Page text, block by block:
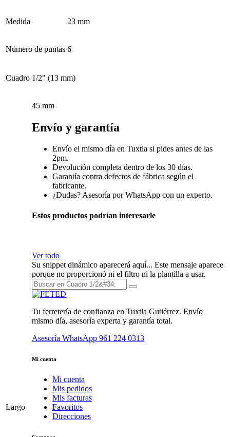
Medida 23 mm
Número de puntas 6
Cuadro 1/2" (13 mm)
Largo
45 mm
Envío y garantía
Envío el mismo día en Tuxtla si pides antes de las
2pm.
Devolución completa dentro de los 30 días.
Garantía contra defectos de fábrica según el
fabricante.
¿Dudas? Asesoría por WhatsApp con un experto.
Estos productos podrían interesarle
Ver todo
Su snippet dinámico aparecerá aquí... Este mensaje aparece
porque no proporcionó ni el filtro ni la plantilla a usar.
Tu ferretería de confianza en Tuxtla Gutiérrez. Envío
mismo día, asesoría experta y garantía total.
Asesoría WhatsApp 961 224 0313
Mi cuenta
Mi cuenta
Mis pedidos
Mis facturas
Favoritos
Direcciones